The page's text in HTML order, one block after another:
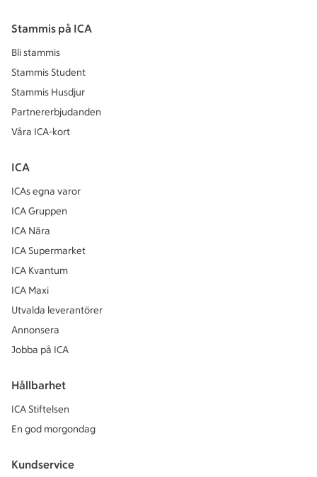
Stammis på ICA
Bli stammis
Stammis Student
Stammis Husdjur
Partnererbjudanden
Våra ICA-kort
ICA
ICAs egna varor
ICA Gruppen
ICA Nära
ICA Supermarket
ICA Kvantum
ICA Maxi
Utvalda leverantörer
Annonsera
Jobba på ICA
Hållbarhet
ICA Stiftelsen
En god morgondag
Kundservice